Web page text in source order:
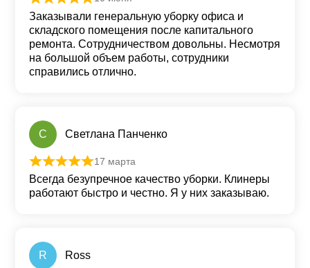
Оценка
Заказывали генеральную уборку офиса и
складского помещения после капитального
ремонта. Сотрудничеством довольны. Несмотря
на большой объем работы, сотрудники
справились отлично.
С Светлана Панченко
Оценка из 5
17 марта
Всегда безупречное качество уборки. Клинеры
работают быстро и честно. Я у них заказываю.
R Ross